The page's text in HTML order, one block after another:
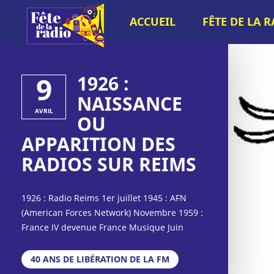
ACCUEIL FÊTE DE LA
9
AVRIL
1926 :
NAISSANCE
OU
APPARITION DES
RADIOS SUR REIMS
1926 : Radio Reims 1er juillet 1945 : AFN
(American Forces Network) Novembre 1959 :
France IV devenue France Musique Juin
Culture Octobre 1963 : RTF Inter (fusion de
France I et France II régional) devenue
40 ANS DE LIBÉRATION DE LA FM